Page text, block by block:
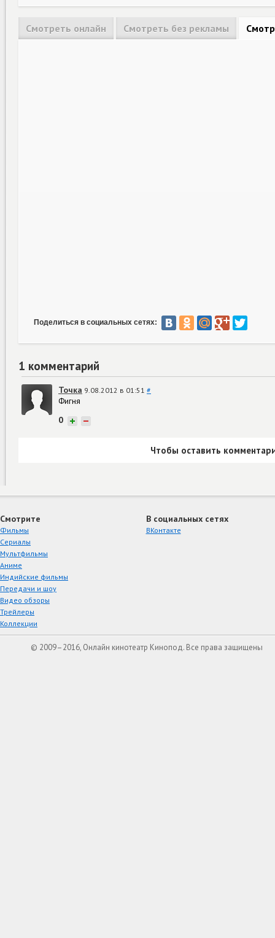
Смотреть онлайн Смотреть без рекламы
Поделиться в социальных сетях:
1 комментарий
Точка 9.08.2012 в 01:51 #
Фигня
0 + −
Чтобы оставить
Смотрите
Фильмы
Сериалы
Мультфильмы
Аниме
Индийские фильмы
Передачи и шоу
Видео обзоры
Трейлеры
Коллекции
В социальных сетях
ВКонтакте
© 2009–2016, Онлайн кинотеатр Кинопод. Все права защищены